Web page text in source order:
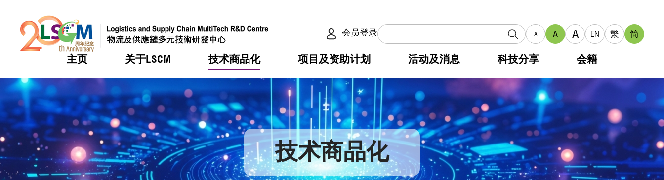
会员登录 A A A EN 繁 简
主页 关于LSCM
热门
奖项
LSCM 动向
机构简介
愿景及使命
服务范畴
组织架构
组织架构
董事局
技术商品化
热门
奖项
LSCM 动向
服务
可获授权之技术
应用于公共服务之创新技术
重点项目
项目及资助计划
热门
奖项
LSCM 动向
合作计划
研发重点
资助计划
资助计划
税务优惠
申请
活动及消息
热门
奖项
LSCM 动向
活动
LSCM 动向
业界活动
奖项
新闻中心
科技分享 会籍
热门
奖项
LSCM 动向
会籍及服务
登记会籍
会员列表
会员登入 技术商品化